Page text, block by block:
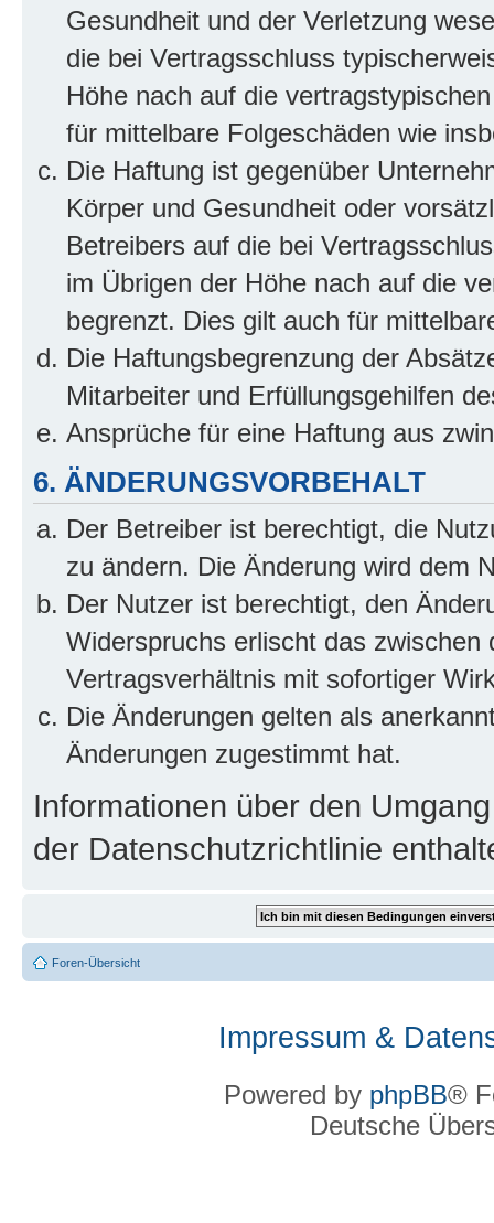
Gesundheit und der Verletzung
die bei Vertragsschluss
Höhe nach auf die
für mittelbare Folgeschäden wie
Die Haftung ist gegenüber
Körper und Gesundheit oder
Betreibers auf die bei
im Übrigen der Höhe nach auf die
begrenzt. Dies gilt auch für
Die Haftungsbegrenzung der
Mitarbeiter und Erfüllungsgehilfen
Ansprüche für eine Haftung aus
6. ÄNDERUNGSVORBEHALT
Der Betreiber ist berechtigt, die
zu ändern. Die Änderung wird dem
Der Nutzer ist berechtigt, den
Widerspruchs erlischt das
Vertragsverhältnis mit sofortiger
Die Änderungen gelten als
Änderungen zugestimmt hat.
Informationen über den
der Datenschutzrichtlinie
Foren-Übersicht
Impressum &
Powered by phpBB®
Deutsche